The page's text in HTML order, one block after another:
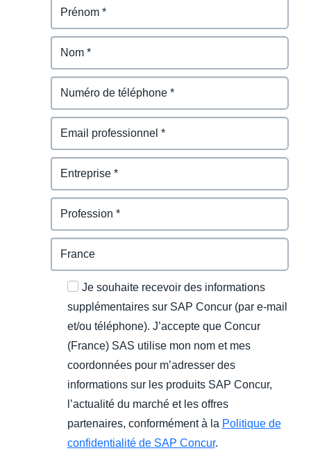
Je souhaite recevoir des informations
supplémentaires sur SAP Concur (par e-mail
et/ou téléphone). J’accepte que Concur
(France) SAS utilise mon nom et mes
coordonnées pour m’adresser des
informations sur les produits SAP Concur,
l’actualité du marché et les offres
partenaires, conformément à la Politique de
confidentialité de SAP Concur.